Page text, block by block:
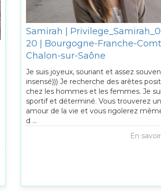
Samirah |
20 | Bourgogne-Franche-
Chalon-sur-Saône
Je suis joyeux, souriant et assez
insensé))) Je recherche des arêtes
chez les hommes et les femmes. Je
sportif et déterminé. Vous trouverez
amour de la vie et vous rigolerez
d ...
En